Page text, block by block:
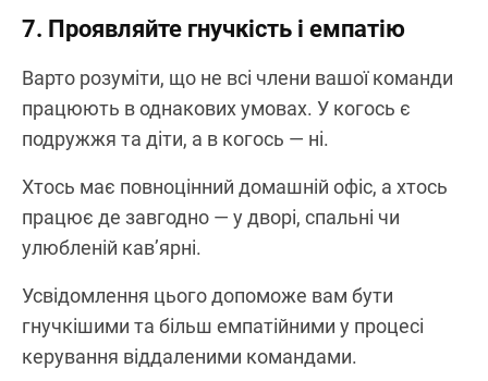
7. Проявляйте гнучкість і емпатію
Варто розуміти, що не всі члени вашої команди
працюють в однакових умовах. У когось є
подружжя та діти, а в когось — ні.
Хтось має повноцінний домашній офіс, а хтось
працює де завгодно — у дворі, спальні чи
улюбленій кав’ярні.
Усвідомлення цього допоможе вам бути
гнучкішими та більш емпатійними у процесі
керування віддаленими командами.